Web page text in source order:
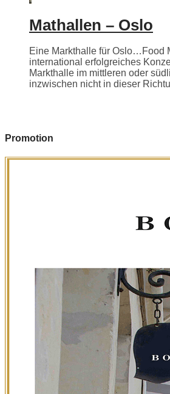
Mathallen – Oslo
Eine Markthalle für Oslo…Food
international erfolgreiches
Markthalle im mittleren oder
inzwischen nicht in dieser
Promotion